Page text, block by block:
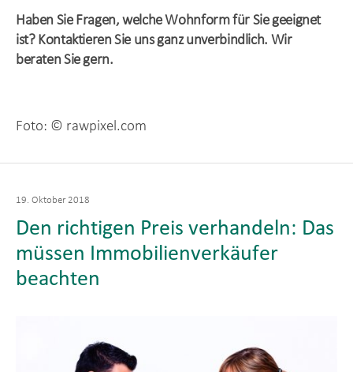
Haben Sie Fragen, welche Wohnform für Sie geeignet
ist? Kontaktieren Sie uns ganz unverbindlich. Wir
beraten Sie gern.
Foto: © rawpixel.com
Den richtigen Preis verhandeln: Das
müssen Immobilienverkäufer
beachten
Veröffentlicht
19. Oktober 2018